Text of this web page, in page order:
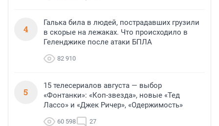
4
Галька била в людей, пострадавших грузили
в скорые на лежаках. Что происходило в
Геленджике после атаки БПЛА
82 910
5
15 телесериалов августа — выбор
«Фонтанки»: «Коп-звезда», новые «Тед
Лассо» и «Джек Ричер», «Одержимость»
60 598 27